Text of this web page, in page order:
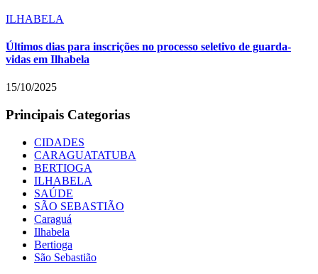
ILHABELA
Últimos dias para inscrições no processo seletivo de guarda-
vidas em Ilhabela
15/10/2025
Principais Categorias
CIDADES
CARAGUATATUBA
BERTIOGA
ILHABELA
SAÚDE
SÃO SEBASTIÃO
Caraguá
Ilhabela
Bertioga
São Sebastião